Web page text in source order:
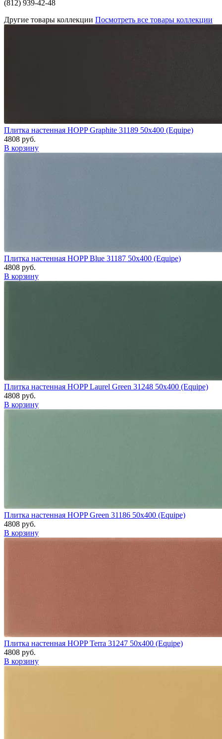
(812) 939-42-48
Другие товары коллекции Посмотреть все товары коллекции
Плитка настенная HOPP Graphite 31189 50x400 (Equipe)
4808 руб.
В корзину
Плитка настенная HOPP Blue 31187 50x400 (Equipe)
4808 руб.
В корзину
Плитка настенная HOPP Laurel Green 31248 50x400 (Equipe)
4808 руб.
В корзину
Плитка настенная HOPP Green 31186 50x400 (Equipe)
4808 руб.
В корзину
Плитка настенная HOPP Terra 31247 50x400 (Equipe)
4808 руб.
В корзину